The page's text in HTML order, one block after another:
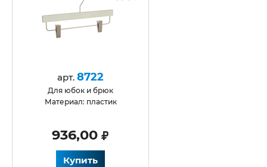
арт. 8722
для юбок и брюк
Материал: пластик
936,00
Купить